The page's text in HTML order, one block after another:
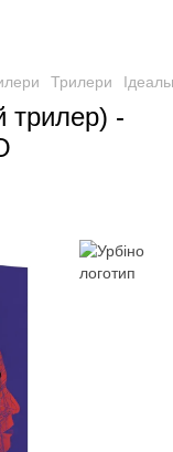
Трилери
трилер) -